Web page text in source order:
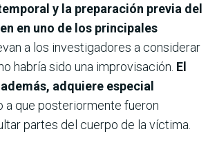
y la preparación previa del
en uno de los principales
a los investigadores a considerar
habría sido una improvisación. El
adquiere especial
a que posteriormente fueron
partes del cuerpo de la víctima.